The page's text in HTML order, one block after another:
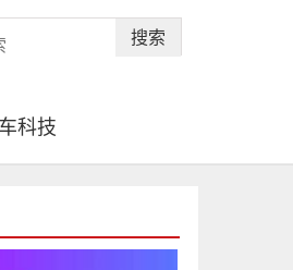
搜索
科技